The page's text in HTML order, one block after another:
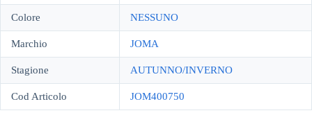
Colore NESSUNO
Marchio JOMA
Stagione AUTUNNO/INVERNO
Cod Articolo JOM400750